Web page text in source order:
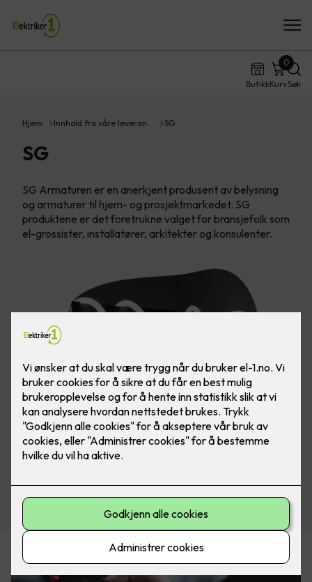
ButikkKurv
0
Søk
Hjem Innhold fra våre leveran… SG
SG
SG Armaturen er en anerkjent produsent av belysning
og armaturer til hjem- og prosjektmarkedet. SG
produktene er det foretrukne valget for bransjefolk som
el-grossister, installatører, arkitekter og konsulenter.